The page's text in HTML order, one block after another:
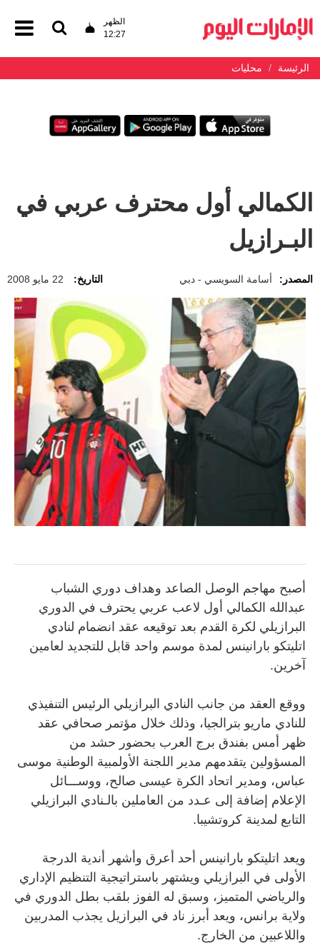
الظهر
12:27
الرئيسة محليات
الكمالي أول محترف عربي في
البـرازيل
المصدر: أسامة السويسي - دبي التاريخ: 22 مايو 2008
أصبح مهاجم الوصل الصاعد وهداف دوري الشباب
عبدالله الكمالي أول لاعب عربي يحترف في الدوري
البرازيلي لكرة القدم بعد توقيعه عقد انضمام لنادي
اتليتكو بارانينس لمدة موسم واحد قابل للتجديد لعامين
آخرين.
ووقع العقد من جانب النادي البرازيلي الرئيس التنفيذي
للنادي ماريو بترالجيا، وذلك خلال مؤتمر صحافي عقد
ظهر أمس بفندق برج العرب بحضور حشد من
المسؤولين يتقدمهم مدير اللجنة الأولمبية الوطنية موسى
عباس، ومدير اتحاد الكرة عيسى صالح، ووســـائل
الإعلام إضافة إلى عـدد من العاملين بالـنادي البرازيلي
التابع لمدينة كروتشيبا.
ويعد اتليتكو بارانينس أحد أعرق وأشهر أندية الدرجة
الأولى في البرازيلي ويشتهر باستراتيجية التنظيم الإداري
والرياضي المتميز، وسبق له الفوز بلقب بطل الدوري في
ولاية برانس، ويعد أبرز ناد في البرازيل يجذب المدربين
واللاعبين من الخارج.